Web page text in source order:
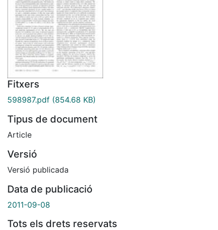
Fitxers
598987.pdf (854.68 KB)
Tipus de document
Article
Versió
Versió publicada
Data de publicació
2011-09-08
Tots els drets reservats